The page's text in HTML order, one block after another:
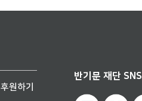
후원하기
반기문 재단 SNS